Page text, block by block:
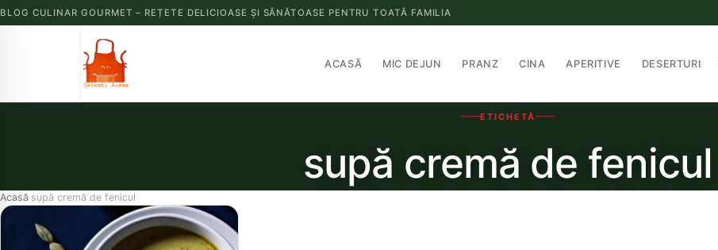
BLOG CULINAR GOURMET – REȚETE DELICIOASE ȘI SĂNĂTOASE PENTRU TOATĂ FAMILIA
ACASĂ MIC DEJUN PRANZ CINA APERITIVE DESERTURI
ETICHETĂ
supă cremă de fenicul
Acasă›supă cremă de fenicul